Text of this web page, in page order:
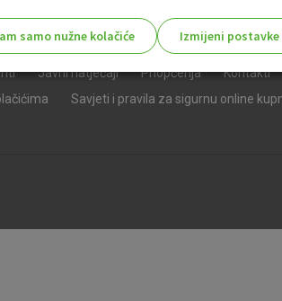
Javni natječaji Priopćenja
Kontakti
Savjeti i pravila za sigurnu online
samo nužne kolačiće
Izmijeni postavke